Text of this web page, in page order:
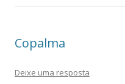
Copalma
Deixe uma resposta